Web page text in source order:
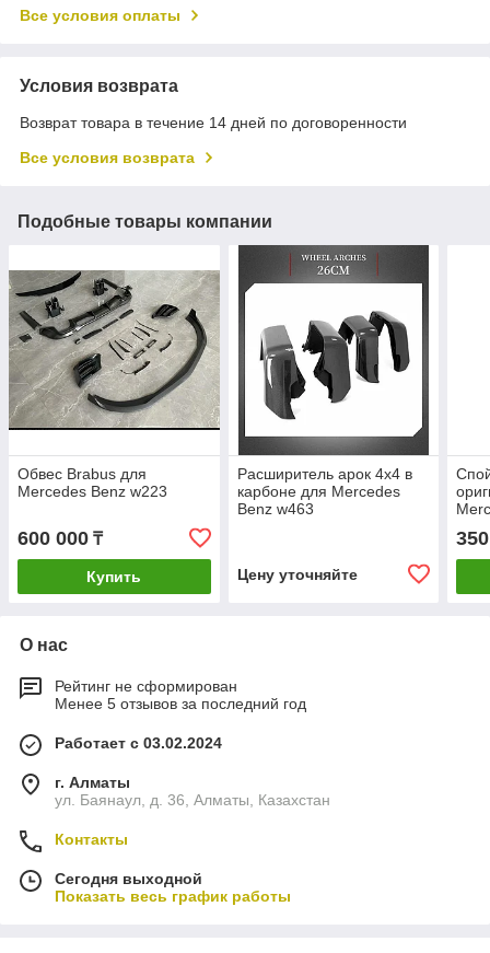
Все условия оплаты
Условия возврата
Возврат товара в течение 14 дней по договоренности
Все условия возврата
Подобные товары компании
Обвес Brabus для
Mercedes Benz w223
600 000 ₸
Купить
Расширитель арок 4х4 в
карбоне для Mercedes
Benz w463
Цену уточняйте
О нас
Рейтинг не сформирован
Менее 5 отзывов за последний год
Работает с 03.02.2024
г. Алматы
ул. Баянаул, д. 36, Алматы, Казахстан
Контакты
Сегодня выходной
Показать весь график работы